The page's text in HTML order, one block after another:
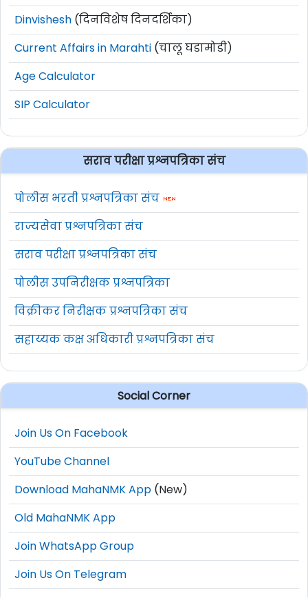
Dinvishesh (दिनविशेष दिनदर्शिका)
Current Affairs in Marahti (चालू घडामोडी)
Age Calculator
SIP Calculator
सराव परीक्षा प्रश्नपत्रिका संच
पोलीस भरती प्रश्नपत्रिका संच
राज्यसेवा प्रश्नपत्रिका संच
सराव परीक्षा प्रश्नपत्रिका संच
पोलीस उपनिरीक्षक प्रश्नपत्रिका
विक्रीकर निरीक्षक प्रश्नपत्रिका संच
सहाय्यक कक्ष अधिकारी प्रश्नपत्रिका संच
Social Corner
Join Us On Facebook
YouTube Channel
Download MahaNMK App (New)
Old MahaNMK App
Join WhatsApp Group
Join Us On Telegram